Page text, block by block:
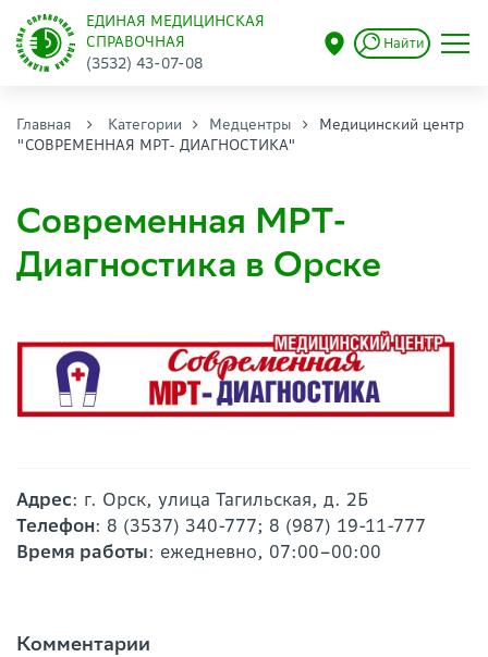
ЕДИНАЯ МЕДИЦИНСКАЯ
СПРАВОЧНАЯ
(3532) 43-07-08
Найти
Главная Категории Медцентры
Медицинский центр
"СОВРЕМЕННАЯ МРТ- ДИАГНОСТИКА"
Современная МРТ-
Диагностика в Орске
Адрес: г. Орск, улица Тагильская, д. 2Б
Телефон: 8 (3537) 340-777; 8 (987) 19-11-777
Время работы: ежедневно, 07:00–00:00
Комментарии